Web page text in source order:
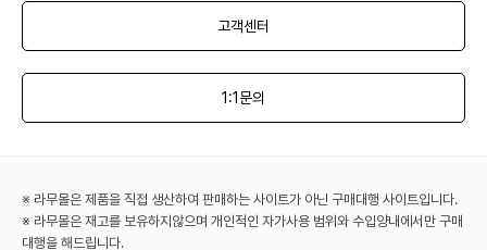
고객센터
1:1문의
※ 라무몰은 제품을 직접 생산하여 판매하는 사이트가 아닌 구매대행 사이트입니다.
※ 라무몰은 재고를 보유하지않으며 개인적인 자가사용 범위와 수입양내에서만 구매
대행을 해드립니다.